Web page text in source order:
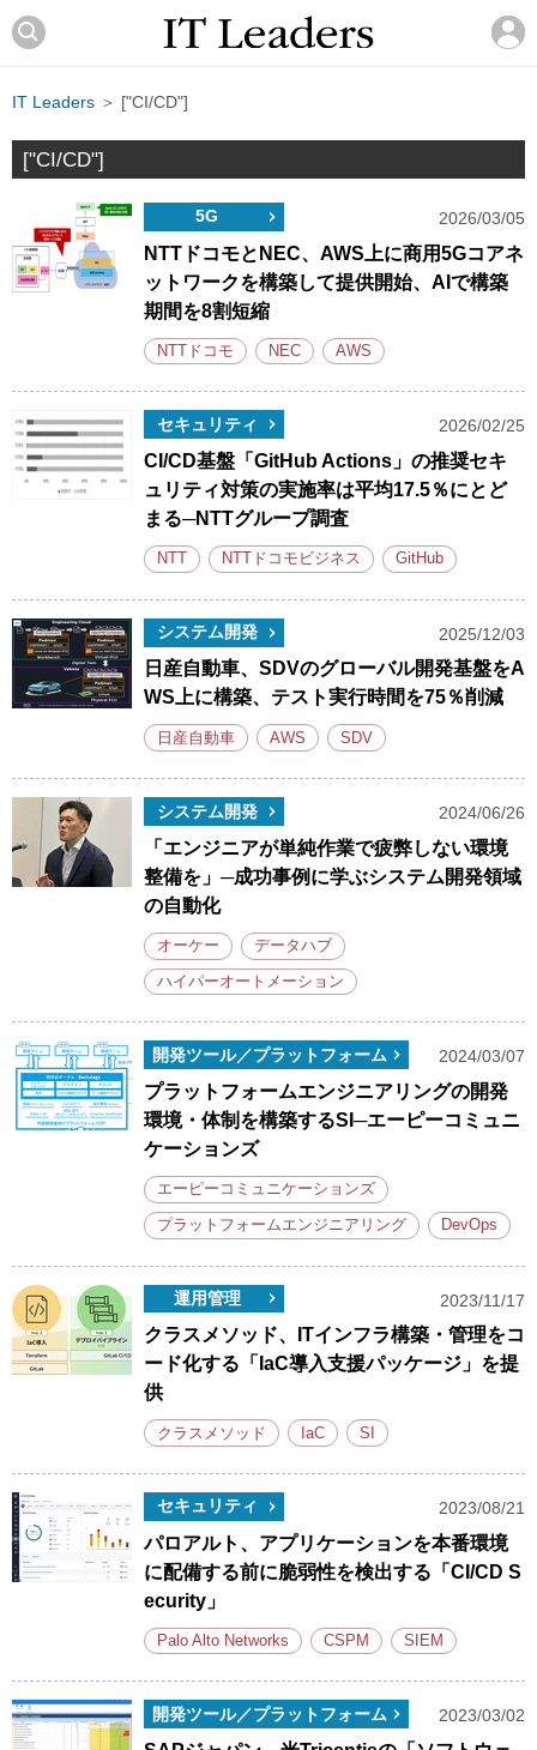
IT Leaders ＞ ["CI/CD"]
["CI/CD"]
5G 2026/03/05
NTTドコモとNEC、AWS上に商用5Gコアネ
ットワークを構築して提供開始、AIで構築
期間を8割短縮
NTTドコモ NEC AWS
セキュリティ 2026/02/25
CI/CD基盤「GitHub Actions」の推奨セキ
ュリティ対策の実施率は平均17.5％にとど
まる─NTTグループ調査
NTT NTTドコモビジネス GitHub
システム開発 2025/12/03
日産自動車、SDVのグローバル開発基盤をA
WS上に構築、テスト実行時間を75％削減
日産自動車 AWS SDV
システム開発 2024/06/26
「エンジニアが単純作業で疲弊しない環境
整備を」─成功事例に学ぶシステム開発領域
の自動化
オーケー データハブ
ハイパーオートメーション
開発ツール／プラットフォーム 2024/03/07
プラットフォームエンジニアリングの開発
環境・体制を構築するSI─エーピーコミュニ
ケーションズ
エーピーコミュニケーションズ
プラットフォームエンジニアリング DevOps
運用管理 2023/11/17
クラスメソッド、ITインフラ構築・管理をコ
ード化する「IaC導入支援パッケージ」を提
供
クラスメソッド IaC SI
セキュリティ 2023/08/21
パロアルト、アプリケーションを本番環境
に配備する前に脆弱性を検出する「CI/CD S
ecurity」
Palo Alto Networks CSPM SIEM
開発ツール／プラットフォーム 2023/03/02